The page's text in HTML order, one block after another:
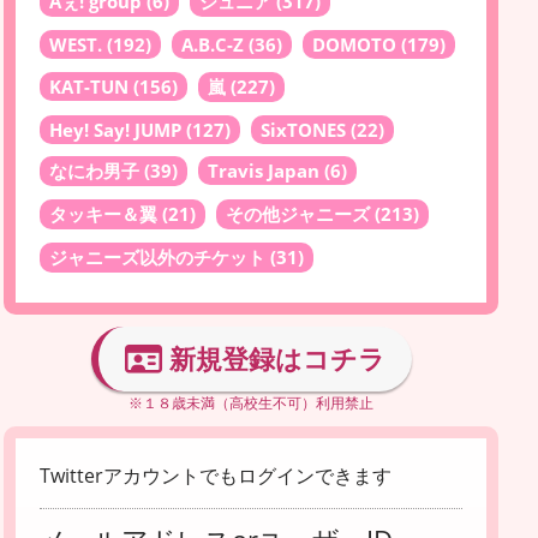
WEST. (192) A.B.C-Z (36) DOMOTO (179)
KAT-TUN (156) 嵐 (227)
Hey! Say! JUMP (127) SixTONES (22)
なにわ男子 (39) Travis Japan (6)
タッキー＆翼 (21) その他ジャニーズ(213)
ジャニーズ以外のチケット (31)
新規登録はコチラ
※１８歳未満（高校生不可）利用禁止
Twitterアカウントでもログインできます